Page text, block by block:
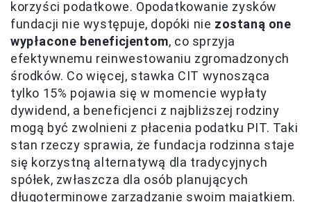
korzyści podatkowe. Opodatkowanie zysków
fundacji nie występuje, dopóki nie zostaną one
wypłacone beneficjentom, co sprzyja
efektywnemu reinwestowaniu zgromadzonych
środków. Co więcej, stawka CIT wynosząca
tylko 15% pojawia się w momencie wypłaty
dywidend, a beneficjenci z najbliższej rodziny
mogą być zwolnieni z płacenia podatku PIT. Taki
stan rzeczy sprawia, że fundacja rodzinna staje
się korzystną alternatywą dla tradycyjnych
spółek, zwłaszcza dla osób planujących
długoterminowe zarządzanie swoim majątkiem.